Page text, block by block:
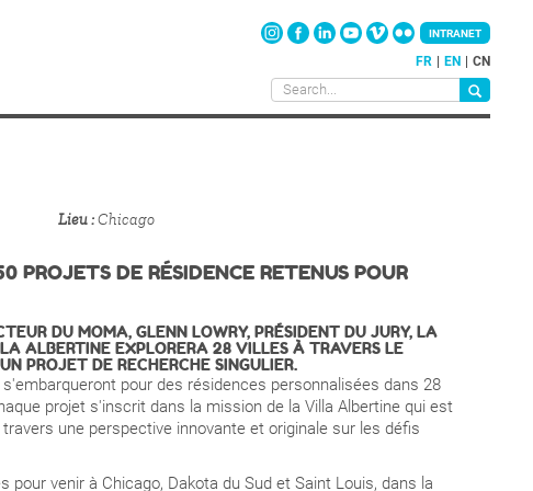
FR EN CN
INTRANET
Lieu Chicago
DE RÉSIDENCE RETENUS POUR
DU MOMA, GLENN LOWRY, PRÉSIDENT DU JURY, LA
ALBERTINE EXPLORERA 28 VILLES À TRAVERS LE
PROJET DE RECHERCHE SINGULIER.
pour des résidences personnalisées dans 28
projet s'inscrit dans la mission de la Villa Albertine qui est
une perspective innovante et originale sur les défis
venir à Chicago, Dakota du Sud et Saint Louis, dans la